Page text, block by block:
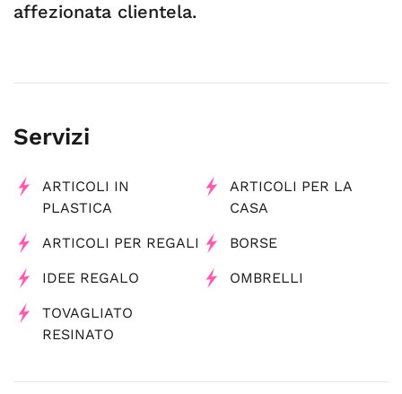
affezionata clientela.
Servizi
ARTICOLI IN
PLASTICA
ARTICOLI PER LA
CASA
ARTICOLI PER REGALI BORSE
IDEE REGALO OMBRELLI
TOVAGLIATO
RESINATO